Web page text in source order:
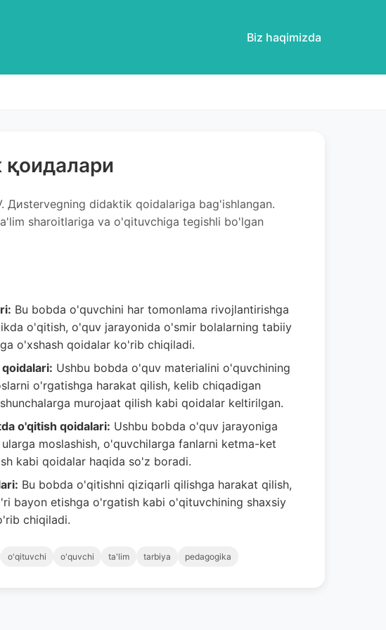
Biz haqimizda
қоидалари
Диstervegning didaktik qoidalariga bag'ishlangan.
sharoitlariga va o'qituvchiga tegishli bo'lgan
Bu bobda o'quvchini har tomonlama rivojlantirishga
o'qitish, o'quv jarayonida o'smir bolalarning tabiiy
o'xshash qoidalar ko'rib chiqiladi.
Ushbu bobda o'quv materialini o'quvchining
o'rgatishga harakat qilish, kelib chiqadigan
murojaat qilish kabi qoidalar keltirilgan.
o'qitish qoidalari: Ushbu bobda o'quv jarayoniga
moslashish, o'quvchilarga fanlarni ketma-ket
kabi qoidalar haqida so'z boradi.
Bu bobda o'qitishni qiziqarli qilishga harakat qilish,
bayon etishga o'rgatish kabi o'qituvchining shaxsiy
chiqiladi.
o'qituvchi o'quvchi ta'lim tarbiya pedagogika